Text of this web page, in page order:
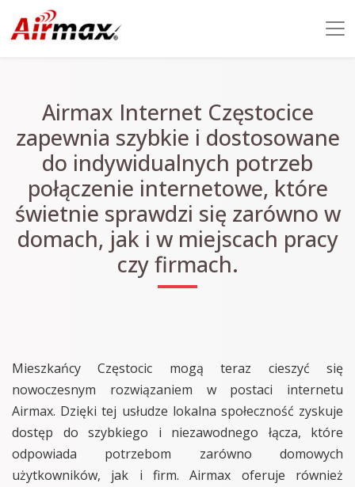
Airmax Internet Częstocice
zapewnia szybkie i dostosowane
do indywidualnych potrzeb
połączenie internetowe, które
świetnie sprawdzi się zarówno w
domach, jak i w miejscach pracy
czy firmach.
Mieszkańcy Częstocic mogą teraz cieszyć się
nowoczesnym rozwiązaniem w postaci internetu
Airmax. Dzięki tej usłudze lokalna społeczność zyskuje
dostęp do szybkiego i niezawodnego łącza, które
odpowiada potrzebom zarówno domowych
użytkowników, jak i firm. Airmax oferuje również